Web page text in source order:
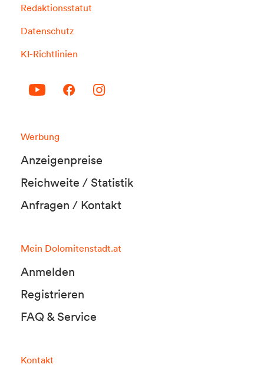
Redaktionsstatut
Datenschutz
KI-Richtlinien
Werbung
Anzeigenpreise
Reichweite / Statistik
Anfragen / Kontakt
Mein Dolomitenstadt.at
Anmelden
Registrieren
FAQ & Service
Kontakt